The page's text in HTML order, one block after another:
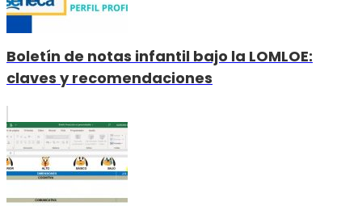
Boletín de notas infantil bajo la LOMLOE:
claves y recomendaciones